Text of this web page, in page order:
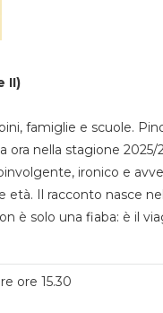
II)
famiglie e scuole.
ora nella stagione 2025/
ironico e
Il racconto nasce
è solo una fiaba: è il
ore 15.30